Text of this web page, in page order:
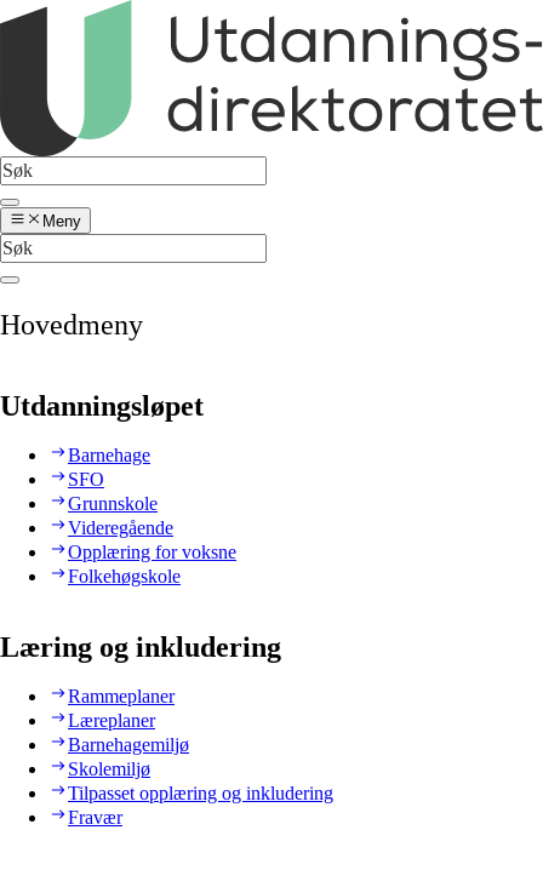
Meny
Hovedmeny
Utdanningsløpet
Barnehage
SFO
Grunnskole
Videregående
Opplæring for voksne
Folkehøgskole
Læring og inkludering
Rammeplaner
Læreplaner
Barnehagemiljø
Skolemiljø
Tilpasset opplæring og inkludering
Fravær